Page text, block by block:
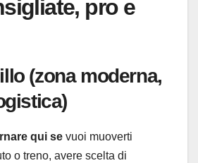
pro e
(zona moderna,
qui se vuoi muoverti
o treno, avere scelta di